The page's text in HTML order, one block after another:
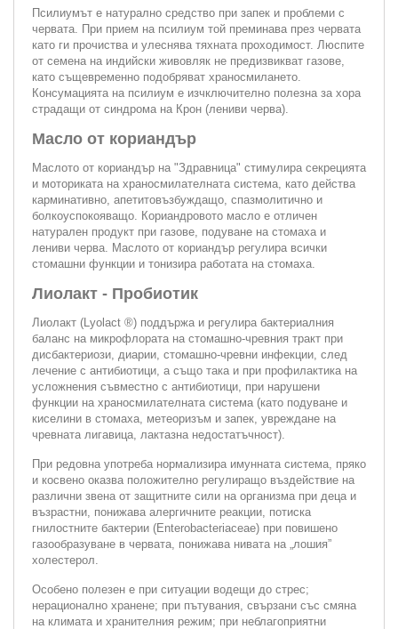
Псилиумът е натурално средство при запек и проблеми с
червата. При прием на псилиум той преминава през червата
като ги прочиства и улеснява тяхната проходимост. Люспите
от семена на индийски живовляк не предизвикват газове,
като същевременно подобряват храносмилането.
Консумацията на псилиум е изчключително полезна за хора
страдащи от синдрома на Крон (лениви черва).
Масло от кориандър
Маслото от кориандър на "Здравница" стимулира секрецията
и моториката на храносмилателната система, като действа
карминативно, апетитовъзбуждащо, спазмолитично и
болкоуспокояващо. Кориандровото масло е отличен
натурален продукт при газове, подуване на стомаха и
лениви черва. Маслото от кориандър регулира всички
стомашни функции и тонизира работата на стомаха.
Лиолакт - Пробиотик
Лиолакт (Lyolact ®) поддържа и регулира бактериалния
баланс на микрофлората на стомашно-чревния тракт при
дисбактериози, диарии, стомашно-чревни инфекции, след
лечение с антибиотици, а също така и при профилактика на
усложнения съвместно с антибиотици, при нарушени
функции на храносмилателната система (като подуване и
киселини в стомаха, метеоризъм и запек, увреждане на
чревната лигавица, лактазна недостатъчност).
При редовна употреба нормализира имунната система, пряко
и косвено оказва положително регулиращо въздействие на
различни звена от защитните сили на организма при деца и
възрастни, понижава алергичните реакции, потиска
гнилостните бактерии (Enterobacteriaceae) при повишено
газообразуване в червата, понижава нивата на „лошия”
холестерол.
Особено полезен е при ситуации водещи до стрес;
нерационално хранене; при пътувания, свързани със смяна
на климата и хранителния режим; при неблагоприятни